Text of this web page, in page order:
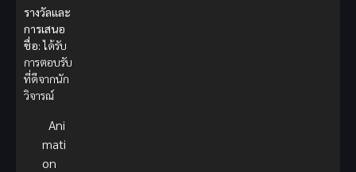
รางวัลและ
การเสนอ
ชื่อ:ได้รับ
การตอบรับ
ที่ดีจากนัก
วิจารณ์
Ani
mati
on